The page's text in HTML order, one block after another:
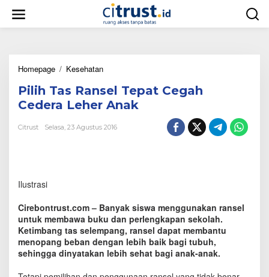
w
Homepage / Kesehatan
l
h
T
a
l
T
e
p
a
C
Pilih Tas Ransel Tepat Cegah
Cedera Leher Anak
Citrust Selasa, 23 Agustus 2016
Ilustrasi
Cirebontrust.com – Banyak siswa menggunakan ransel
untuk membawa buku dan perlengkapan sekolah.
Ketimbang tas selempang, ransel dapat membantu
menopang beban dengan lebih baik bagi tubuh,
sehingga dinyatakan lebih sehat bagi anak-anak.